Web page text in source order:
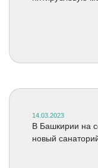
14.03.2023
В Башкирии на
новый